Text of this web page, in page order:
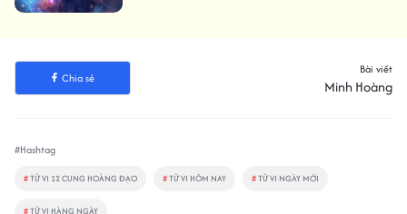
Chia sẻ
Bài viết
Minh Hoàng
#Hashtag
#TỬ VI 12 CUNG HOÀNG ĐẠO #TỬ VI HÔM NAY #TỬ VI NGÀY MỚI
#TỬ VI HÀNG NGÀY